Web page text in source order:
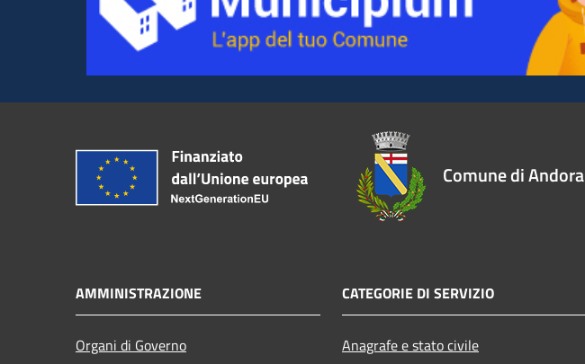
Comune di Andora
AMMINISTRAZIONE
Organi di Governo
CATEGORIE DI SERVIZIO
Anagrafe e stato civile